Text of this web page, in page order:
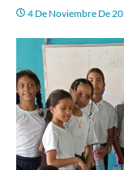
4 De Noviembre De